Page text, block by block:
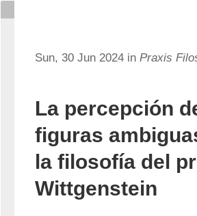
Sun, 30 Jun 2024 in Praxis
La percepción
figuras
la filosofía del
Wittgenstein